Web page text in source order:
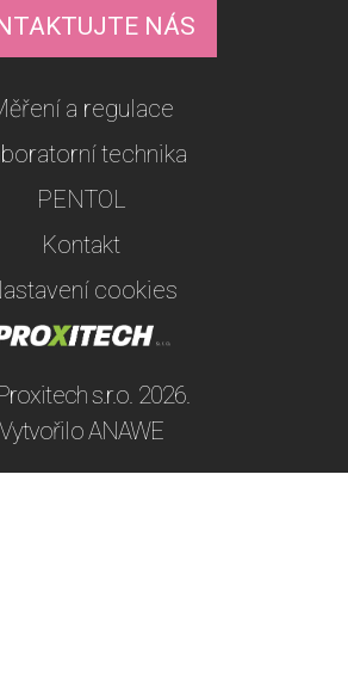
s.r.o. 2026.
VytvořiloANAWE
NÁS
a regulace
technika
PENTOL
Kontakt
cookies